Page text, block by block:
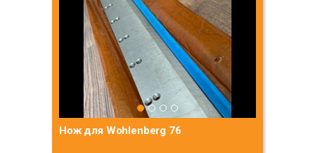
Нож для Wohlenberg 76